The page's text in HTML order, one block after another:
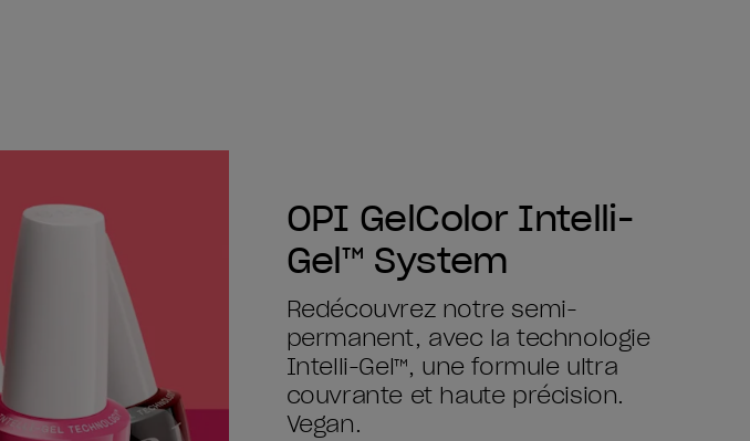
OPI GelColor Intelli-
Gel™ System
Redécouvrez notre semi-
permanent, avec la technologie
Intelli-Gel™, une formule ultra
couvrante et haute précision.
Vegan.